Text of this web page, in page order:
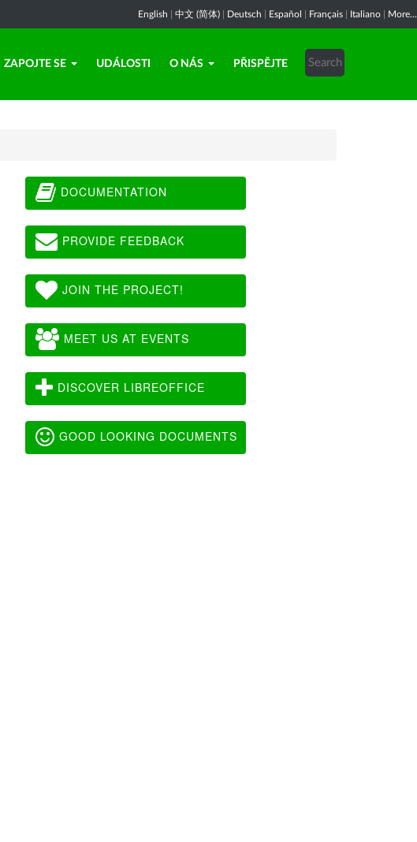
English 中文 (简体) Deutsch Español Français Italiano More...
ZAPOJTE SE UDÁLOSTI O NÁS PŘISPĚJTE
DOCUMENTATION
PROVIDE FEEDBACK
JOIN THE PROJECT!
MEET US AT EVENTS
DISCOVER LIBREOFFICE
GOOD LOOKING DOCUMENTS